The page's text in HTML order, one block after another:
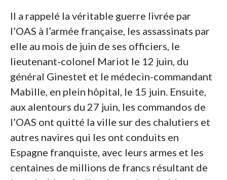
Il a rappelé la véritable guerre livrée par
l’OAS à l’armée française, les assassinats par
elle au mois de juin de ses officiers, le
lieutenant-colonel Mariot le 12 juin, du
général Ginestet et le médecin-commandant
Mabille, en plein hôpital, le 15 juin. Ensuite,
aux alentours du 27 juin, les commandos de
l’OAS ont quitté la ville sur des chalutiers et
autres navires qui les ont conduits en
Espagne franquiste, avec leurs armes et les
centaines de millions de francs résultant de